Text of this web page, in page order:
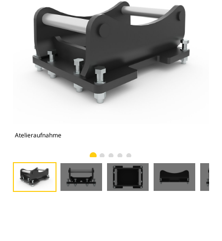
Atelieraufnahme